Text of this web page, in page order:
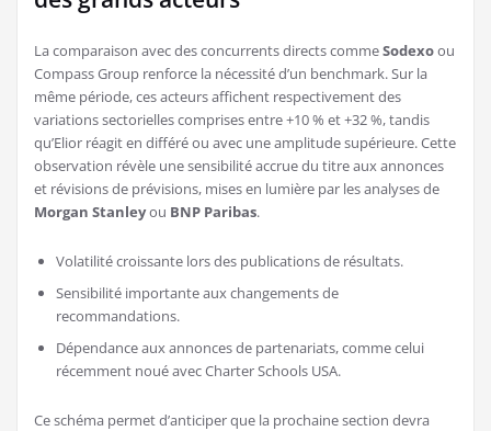
La comparaison avec des concurrents directs commeSodexoou
Compass Group renforce la nécessité d’un benchmark. Sur la
même période, ces acteurs affichent respectivement des
variations sectorielles comprises entre +10 % et +32 %, tandis
qu’Elior réagit en différé ou avec une amplitude supérieure. Cette
observation révèle une sensibilité accrue du titre aux annonces
et révisions de prévisions, mises en lumière par les analyses de
Morgan Stanleyou BNP Paribas.
Volatilité croissante lors des publications de résultats.
Sensibilité importante aux changements de
recommandations.
Dépendance aux annonces de partenariats, comme celui
récemment noué avec Charter Schools USA.
Ce schéma permet d’anticiper que la prochaine section devra